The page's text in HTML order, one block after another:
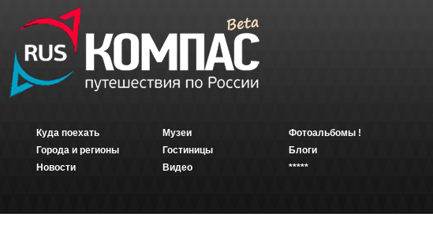
Куда поехать
Города и регионы
Новости
Музеи
Гостиницы
Видео
Фотоальбомы !
Блоги
*****